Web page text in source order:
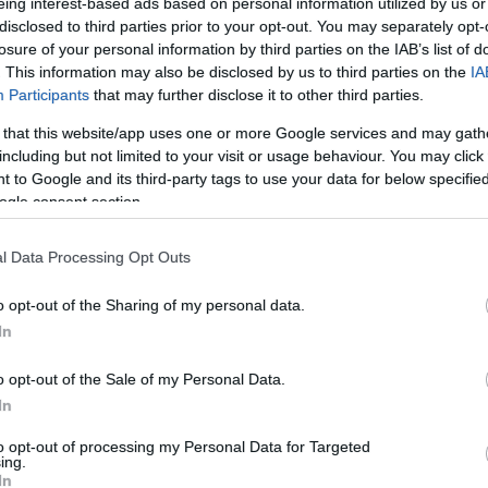
to third parties prior to your opt-out. You may separately
of your personal information by third parties on the IAB’s list of
This information may also be disclosed by us to third parties on the
Participants that may further disclose it to other third parties.
that this website/app uses one or more Google services and may
but not limited to your visit or usage behaviour. You may
to Google and its third-party tags to use your data for below
consent section.
Data Processing Opt Outs
opt-out of the Sharing of my personal data.
opt-out of the Sale of my Personal Data.
opt-out of processing my Personal Data for Targeted
ígérnek a kártyák. Látogatások, hírek,
számíthatunk...Most az adás és elfogadás
is a másik megértésével, az
megnövelésével.
által valószínű....A csapatmunka most
esélyeinket munkahelyünkön...Sok
.kiváltképp ha nem ragaszkodunk eddigi
jöhet most, újat hozva ha csak nem
felújításra, változtatásra, költözésre jó
ez.
hetet kívánok szeretettel.
JÓStudio.
josol.hu/